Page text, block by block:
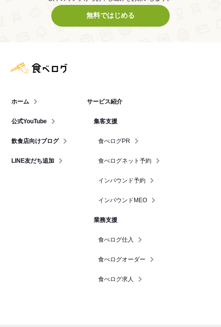
無料ではじめる
ホーム
公式YouTube
飲食店向けブログ
LINE友だち追加
サービス紹介
集客支援
食べログPR
食べログネット予約
インバウンド予約
インバウンドMEO
業務支援
食べログ仕入
食べログオーダー
食べログ求人